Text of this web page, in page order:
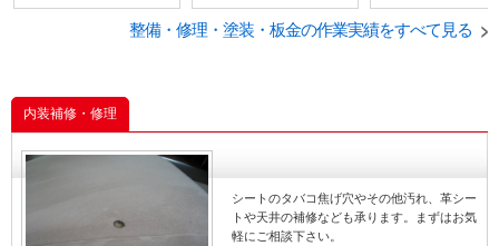
のが一苦労でした！ 何と
か慎重に丁寧にはがして
Z4
BMW
わせやすい色でしたので
当社でリペアさせていた
ポルシェ
土日営業
整備
車検
うことでボロボロに
てしまうそう。 今回
コンパネ張替え
タイヤ
土日営業
車検
整備・修理・塗装・板金の作業実績をすべて見る
内装補修・修理
シートのタバコ焦げ穴やその他汚れ、革シー
トや天井の補修なども承ります。まずはお気
軽にご相談下さい。